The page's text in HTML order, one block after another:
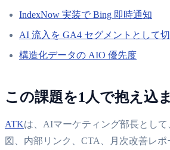
IndexNow 実装で Bing 即時通知
AI 流入を GA4 セグメントとして
構造化データの AIO 優先度
この課題を1人で抱え込
ATKは、AIマーケティング部長とし
図、内部リンク、CTA、月次改善レポ